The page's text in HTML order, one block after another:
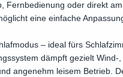
Fernbedienung oder direkt
eine einfache
– ideal fürs
dämpft gezielt
angenehm leisem Betrieb.